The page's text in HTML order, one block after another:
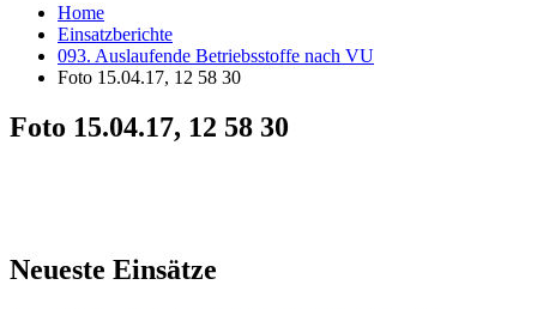
Home
Einsatzberichte
093. Auslaufende Betriebsstoffe nach VU
Foto 15.04.17, 12 58 30
Foto 15.04.17, 12 58 30
Neueste Einsätze